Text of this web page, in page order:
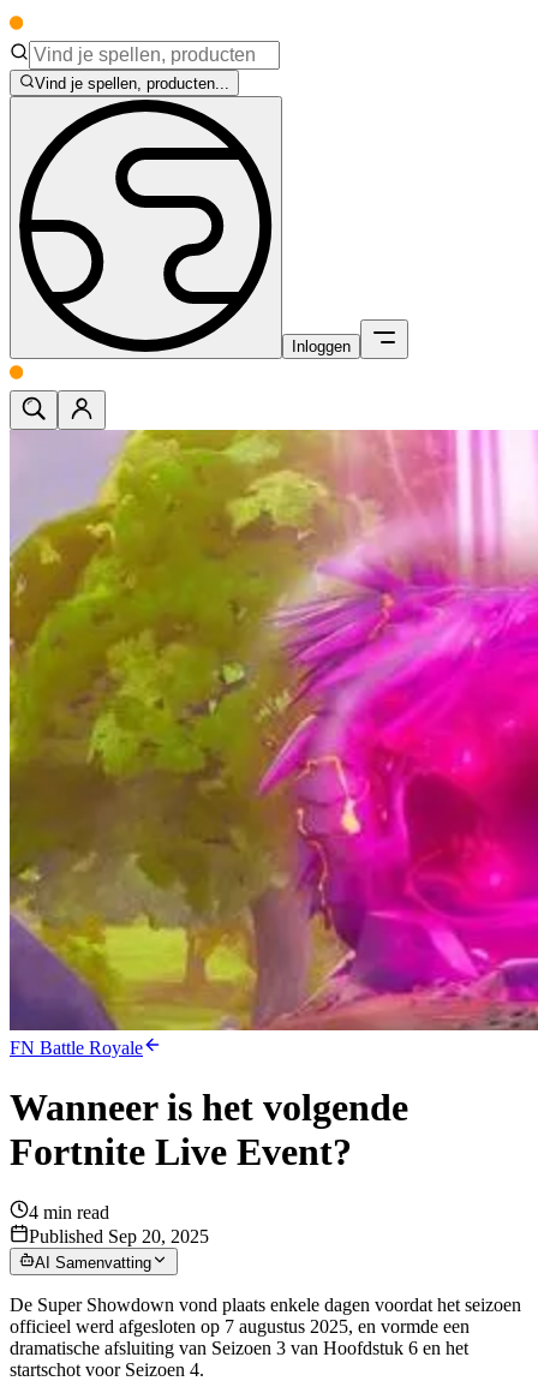
Vind je spellen, producten...
Inloggen
FN Battle Royale
Wanneer is het volgende
Fortnite Live Event?
4 min read
Published Sep 20, 2025
AI Samenvatting
De Super Showdown vond plaats enkele dagen voordat het seizoen
officieel werd afgesloten op 7 augustus 2025, en vormde een
dramatische afsluiting van Seizoen 3 van Hoofdstuk 6 en het
startschot voor Seizoen 4.